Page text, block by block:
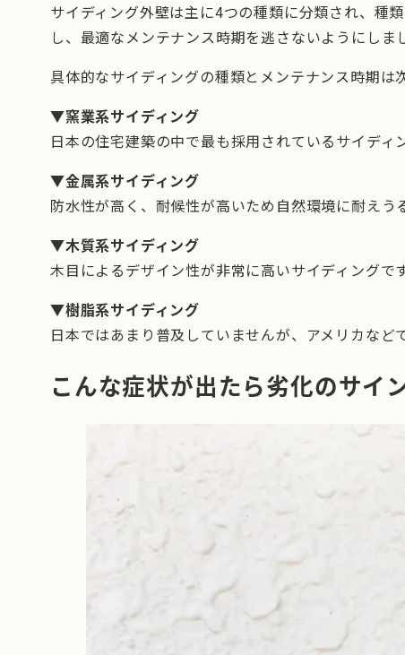
サイディング外壁は主に4つの種類に分類され、種
し、最適なメンテナンス時期を逃さないようにしま
具体的なサイディングの種類とメンテナンス時期は
▼窯業系サイディング
日本の住宅建築の中で最も採用されているサイディ
▼金属系サイディング
防水性が高く、耐候性が高いため自然環境に耐えう
▼木質系サイディング
木目によるデザイン性が非常に高いサイディングで
▼樹脂系サイディング
日本ではあまり普及していませんが、アメリカなど
こんな症状が出たら劣化のサイ